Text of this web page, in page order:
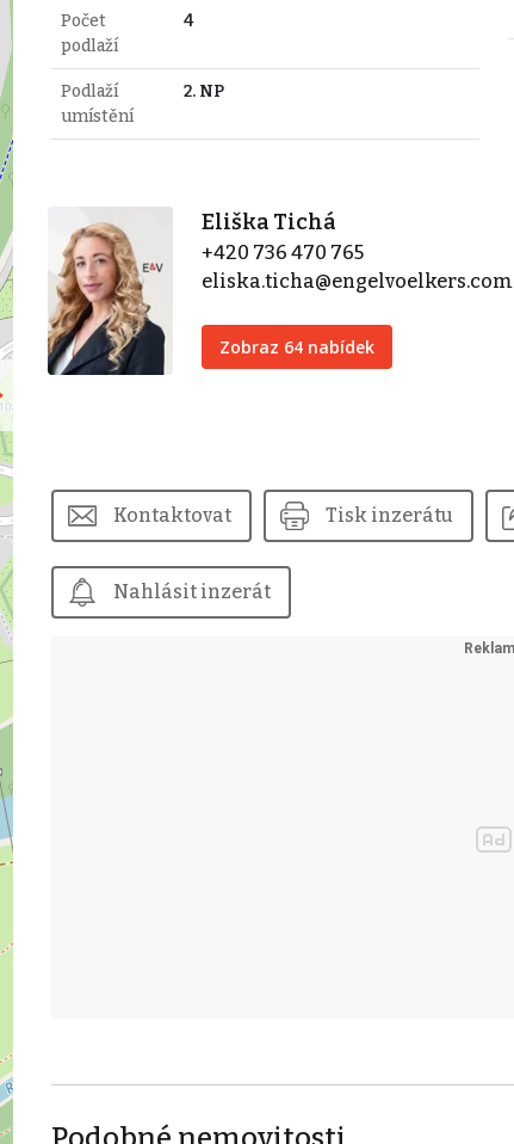
Počet
podlaží
4
Podlaží
umístění
2. NP
Eliška Tichá
+420 736 470 765
eliska.ticha@engelvoelkers.com
Zobraz 64 nabídek
Kontaktovat Tisk inzerátu
Nahlásit inzerát